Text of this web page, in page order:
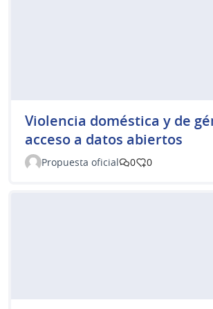
Violencia doméstica y de
acceso a datos abiertos
Propuesta oficial 0 0